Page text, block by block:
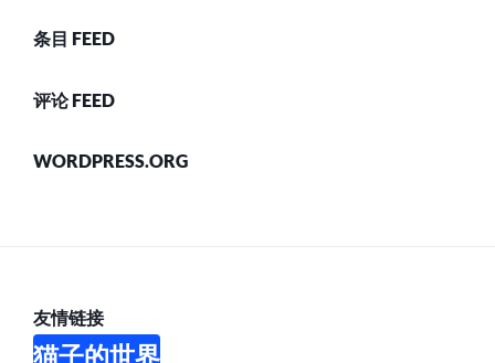
条目 FEED
评论 FEED
WORDPRESS.ORG
友情链接
猫子的世界